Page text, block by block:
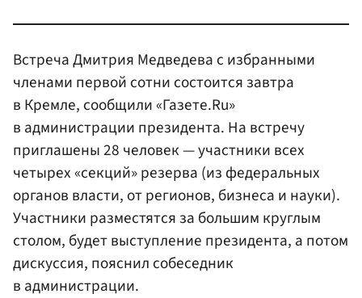
Встреча Дмитрия Медведева с избранными
членами первой сотни состоится завтра
в Кремле, сообщили «Газете.Ru»
в администрации президента. На встречу
приглашены 28 человек — участники всех
четырех «секций» резерва (из федеральных
органов власти, от регионов, бизнеса и науки).
Участники разместятся за большим круглым
столом, будет выступление президента, а потом
дискуссия, пояснил собеседник
в администрации.